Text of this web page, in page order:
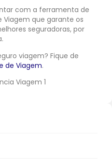
com a ferramenta de
que garante os
seguradoras, por
viagem? Fique de
de Viagem.